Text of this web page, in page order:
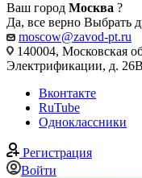
Ваш город Москва ?
Да, все верно Выбрать
moscow@zavod-pt.ru
140004, Московская
Электрификации, д. 26В
Вконтакте
RuTube
Одноклассники
Регистрация
Войти